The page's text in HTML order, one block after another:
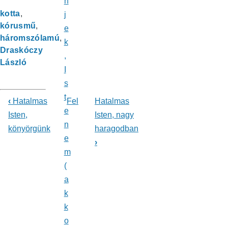
kotta
kórusmű
háromszólamú
Draskóczy
László
Könyv
kereszthivatkozásai
Énekeskönyv
‹ Hatalmas
Isten,
könyörgünk
Fel
Hatalmas
Isten, nagy
haragodban
›
j
e
k
,
s
t
e
n
e
m
(
a
k
k
o